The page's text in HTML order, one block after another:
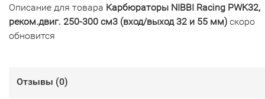
Описание для товара Карбюраторы NIBBI Racing PWK32,
реком.двиг. 250-300 см3 (вход/выход 32 и 55 мм) скоро
обновится
Отзывы (0)